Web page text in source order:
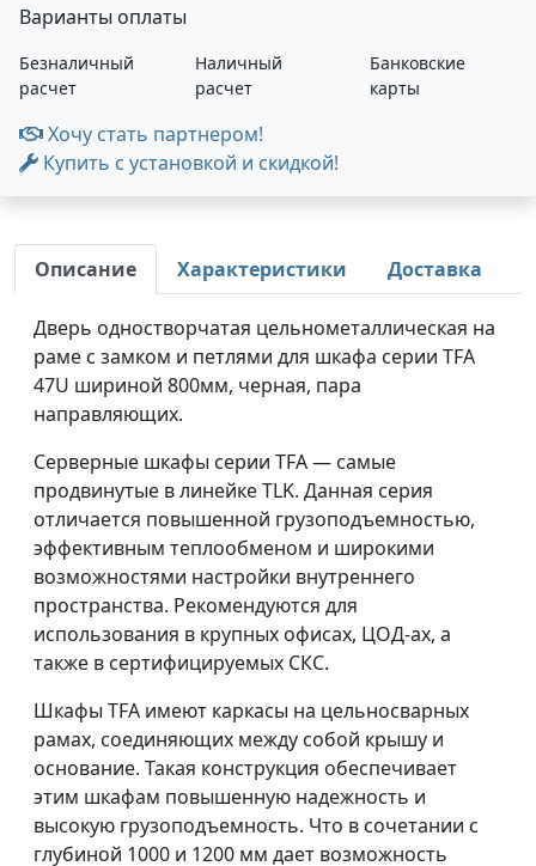
Варианты оплаты
Безналичный
расчет
Наличный
расчет
Банковские
карты
Хочу стать партнером!
Купить с установкой и скидкой!
Описание Характеристики Доставка
Дверь одностворчатая цельнометаллическая на
раме с замком и петлями для шкафа серии TFA
47U шириной 800мм, черная, пара
направляющих.
Серверные шкафы серии TFA — самые
продвинутые в линейке TLK. Данная серия
отличается повышенной грузоподъемностью,
эффективным теплообменом и широкими
возможностями настройки внутреннего
пространства. Рекомендуются для
использования в крупных офисах, ЦОД-ах, а
также в сертифицируемых СКС.
Шкафы TFA имеют каркасы на цельносварных
рамах, соединяющих между собой крышу и
основание. Такая конструкция обеспечивает
этим шкафам повышенную надежность и
высокую грузоподъемность. Что в сочетании с
глубиной 1000 и 1200 мм дает возможность